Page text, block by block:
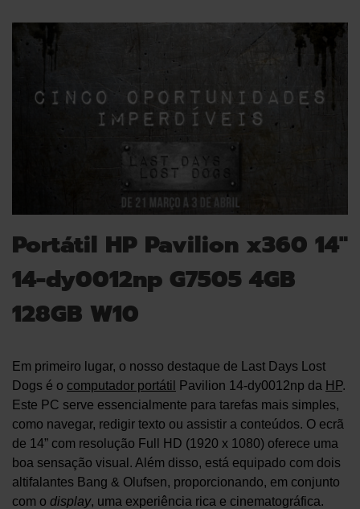
Portátil HP Pavilion x360 14″
14-dy0012np G7505 4GB
128GB W10
Em primeiro lugar, o nosso destaque de Last Days Lost
Dogs é o computador portátil Pavilion 14-dy0012np da HP.
Este PC serve essencialmente para tarefas mais simples,
como navegar, redigir texto ou assistir a conteúdos. O ecrã
de 14” com resolução Full HD (1920 x 1080) oferece uma
boa sensação visual. Além disso, está equipado com dois
altifalantes Bang & Olufsen, proporcionando, em conjunto
com o display, uma experiência rica e cinematográfica.